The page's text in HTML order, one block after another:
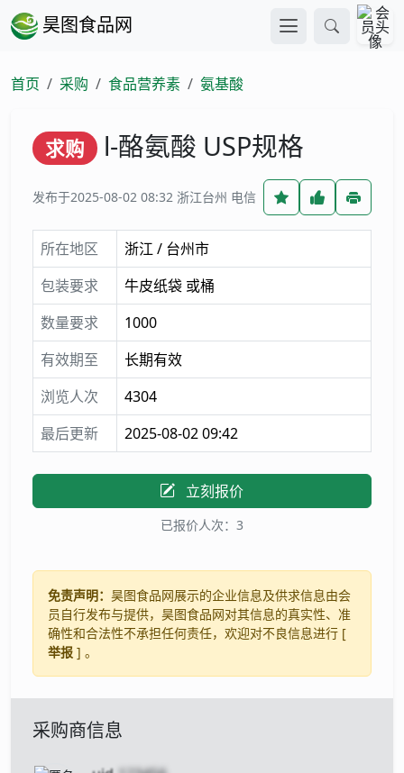
昊图食品网
首页 采购 食品营养素 氨基酸
求购 l-酪氨酸 USP规格
发布于2025-08-02 08:32 浙江台州 电信
所在地区
浙江 / 台州市
包装要求
牛皮纸袋 或桶
数量要求
1000
有效期至
长期有效
浏览人次
4304
最后更新
2025-08-02 09:42
立刻报价
已报价人次：3
免责声明： 昊图食品网展示的企业信息及供求信息由会
员自行发布与提供，昊图食品网对其信息的真实性、准
确性和合法性不承担任何责任，欢迎对不良信息进行 [
举报 ] 。
采购商信息